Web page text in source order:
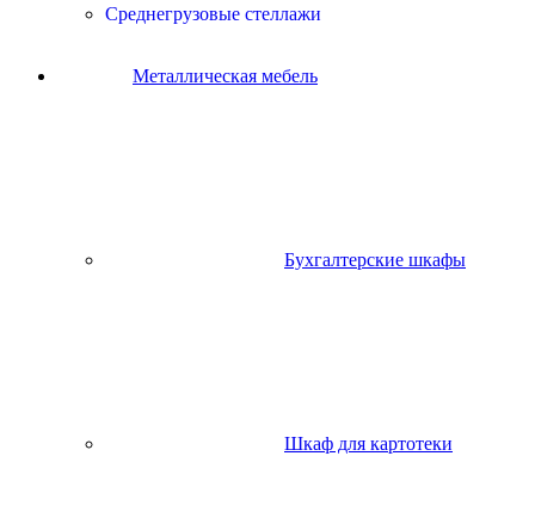
Среднегрузовые стеллажи
Металлическая мебель
Бухгалтерские шкафы
Шкаф для картотеки